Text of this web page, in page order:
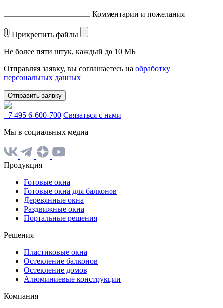
Комментарии и пожелания
Прикрепить файлы
Не более пяти штук, каждый до 10 МБ
Отправляя заявку, вы соглашаетесь на обработку
персональных данных
Отправить заявку
+7 495 6-600-700 Связаться с нами
Мы в социальных медиа
Продукция
Готовые окна
Готовые окна для балконов
Деревянные окна
Раздвижные окна
Портальные решения
Решения
Пластиковые окна
Остекление балконов
Остекление домов
Алюминиевые конструкции
Компания